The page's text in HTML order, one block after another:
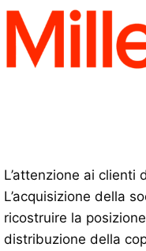
L’attenzione ai clienti
L’acquisizione della
ricostruire la
distribuzione della